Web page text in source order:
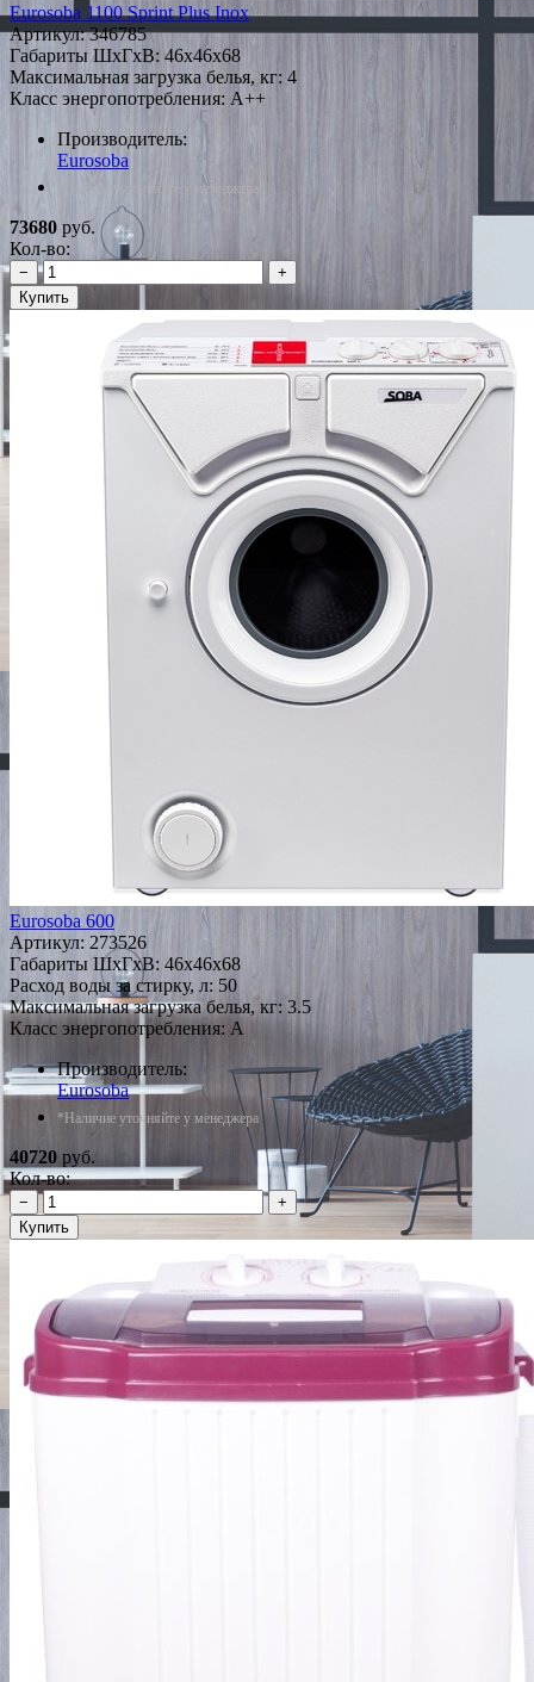
Eurosoba 1100 Sprint Plus Inox
Артикул:346785
Габариты ШxГxВ: 46x46x68
Максимальная загрузка белья, кг: 4
Класс энергопотребления: A++
Производитель:
Eurosoba
*Наличие уточняйте у менеджера
73680 руб.
Кол-во:
−
+
Купить
Eurosoba 600
Артикул: 273526
Габариты ШxГxВ: 46x46x68
Расход воды за стирку, л: 50
Максимальная загрузка белья, кг: 3.5
Класс энергопотребления: A
Производитель:
Eurosoba
*Наличие уточняйте у менеджера
40720 руб.
Кол-во:
−
+
Купить